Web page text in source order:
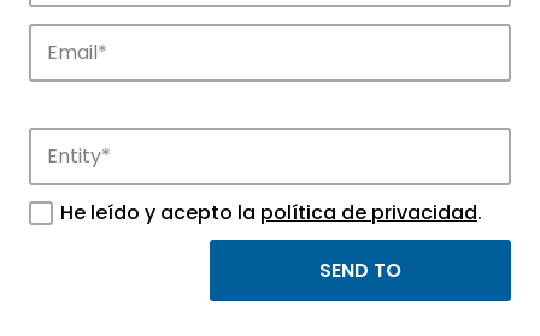
Companies
Discover the companies that drive
innovation in APTE’s parks.
CIUDAD DEL MOTOR
DE ARAGÓN, S.A.
He leído y acepto la política de privacidad.